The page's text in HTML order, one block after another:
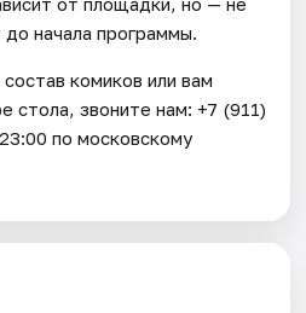
начала программы.
комиков или вам
стола, звоните нам: +7 (911)
по московскому